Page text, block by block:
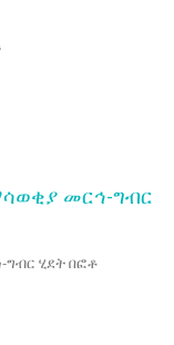
መርኅ-ግብር
ሂደት በፎቶ